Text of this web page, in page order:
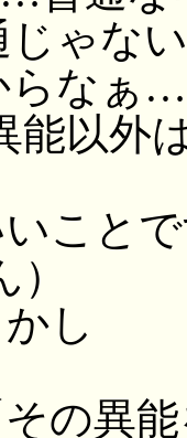
ゃな
らなぁ
能以外
こと
し
の異